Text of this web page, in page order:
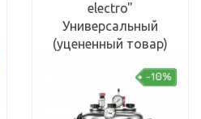
electro"
Универсальный
(уцененный товар)